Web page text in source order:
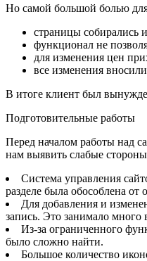
Но самой большой болью
страницы собирались
функционал не
для изменения цен
все изменения
В итоге клиент был
Подготовительные работы
Перед началом работы над
нам выявить слабые
Система управления
разделе была обособлена
Для добавления и
запись. Это занимало
Из-за ограниченного
было сложно найти.
Большое количество